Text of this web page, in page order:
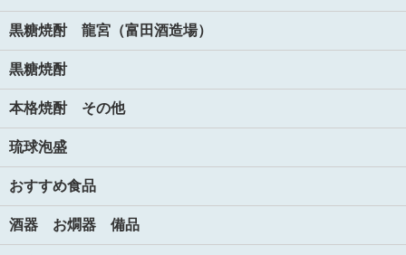
黒糖焼酎 龍宮（富田酒造場）
黒糖焼酎
本格焼酎 その他
琉球泡盛
おすすめ食品
酒器 お燗器 備品